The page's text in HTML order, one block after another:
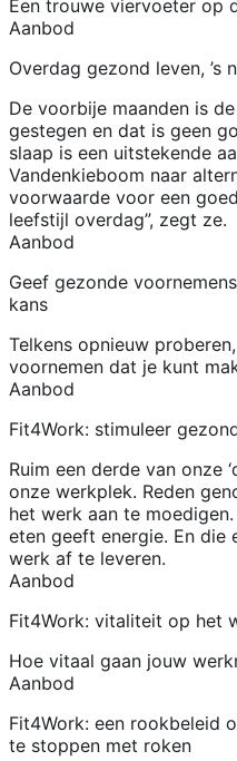
Een trouwe viervoeter op
Aanbod
Overdag gezond leven, ’s
De voorbije maanden is
gestegen en dat is geen
slaap is een uitstekende
Vandenkieboom naar
voorwaarde voor een
leefstijl overdag”, zegt ze.
Aanbod
Geef gezonde
kans
Telkens opnieuw
voornemen dat je kunt
Aanbod
Fit4Work: stimuleer
Ruim een derde van onze
onze werkplek. Reden
het werk aan te
eten geeft energie. En die
werk af te leveren.
Aanbod
Fit4Work: vitaliteit op het
Hoe vitaal gaan jouw
Aanbod
Fit4Work: een rookbeleid
te stoppen met roken